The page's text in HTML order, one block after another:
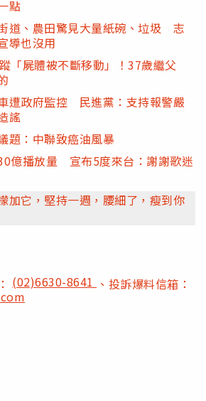
點
道、農田驚見大量紙碗、垃圾 志
導也沒用
「屍體被不斷移動」！37歲繼父
遭政府監控 民進黨：支持報警嚴
謠
題：中聯致癌油風暴
億播放量 宣布5度來台：謝謝歌迷
加它，堅持一週，腰細了，瘦到你
(02)6630-8641 、投訴爆料信箱：